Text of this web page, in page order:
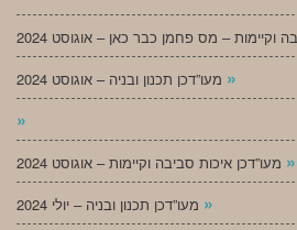
»
»
»
»